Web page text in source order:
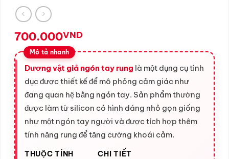
700.000VND
Dương vật giả ngón tay rung là một dụng cụ tình
dục được thiết kế để mô phỏng cảm giác như
đang quan hệ bằng ngón tay. Sản phẩm thường
được làm từ silicon có hình dáng nhỏ gọn giống
như một ngón tay người và được tích hợp thêm
tính năng rung để tăng cường khoái cảm.
THUỘC TÍNH
CHI TIẾT